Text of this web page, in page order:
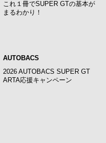
これ１冊でSUPER GTの基本が
まるわかり！
AUTOBACS
2026 AUTOBACS SUPER GT
ARTA応援キャンペーン